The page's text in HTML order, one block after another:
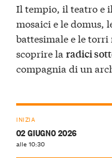
Il tempio, il teatro e
mosaici e le domus,
battesimale e le
scoprire la radici
compagnia di un
INIZIA
02 GIUGNO 2026
alle 10:30